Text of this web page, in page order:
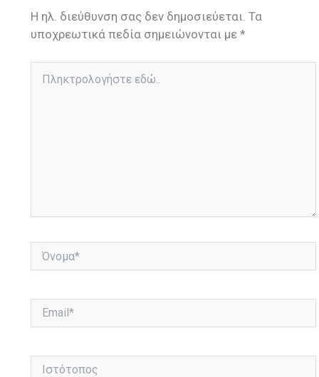
Η ηλ. διεύθυνση σας δεν δημοσιεύεται. Τα
υποχρεωτικά πεδία σημειώνονται με*
εδώ..
Ιστότοπος